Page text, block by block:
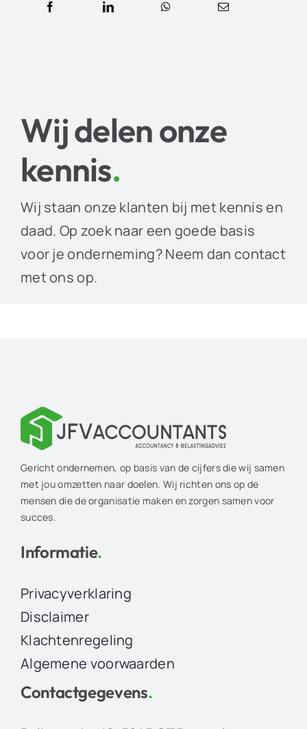
Wij delen onze
kennis.
Wij staan onze klanten bij met kennis en
daad. Op zoek naar een goede basis
voor je onderneming? Neem dan contact
met ons op.
Gericht ondernemen, op basis van de cijfers die wij samen
met jou omzetten naar doelen. Wij richten ons op de
mensen die de organisatie maken en zorgen samen voor
succes.
Informatie.
Privacyverklaring
Disclaimer
Klachtenregeling
Algemene voorwaarden
Contactgegevens.